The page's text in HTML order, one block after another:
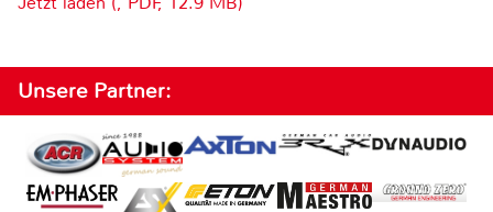
Unsere Partner: